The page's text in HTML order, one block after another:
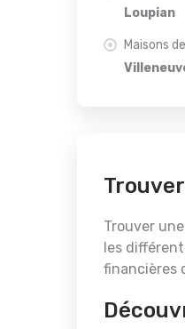
Loupian
Maisons
Trouver
les
financières